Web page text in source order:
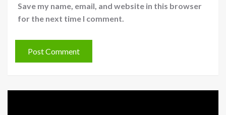
Save my name, email, and website in this browser
for the next time I comment.